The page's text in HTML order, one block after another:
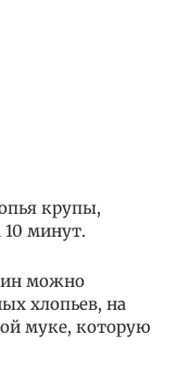
крупы,
минут.
можно
хлопьев, на
муке, которую